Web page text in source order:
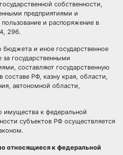
собственности,
предприятиями и
и распоряжение в
296.
бюджета и иное государственное
за государственными
составляют государственную
составе РФ, казну края, области,
автономной области,
имущества к федеральной
субъектов РФ осуществляется
относящиеся к федеральной